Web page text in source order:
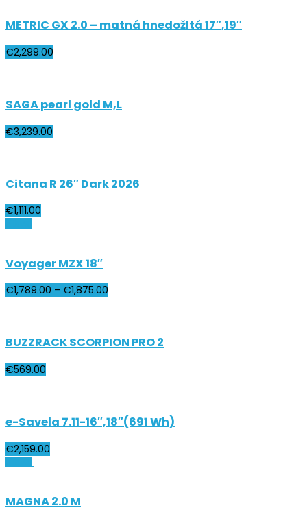
METRIC GX 2.0 – matná hnedožltá 17″,19″
€2,299.00
SAGA pearl gold M,L
€3,239.00
Citana R 26″ Dark 2026
€1,111.00
Voyager MZX 18″
€1,789.00 – €1,875.00
BUZZRACK SCORPION PRO 2
€569.00
e-Savela 7.11-16″,18″(691 Wh)
€2,159.00
MAGNA 2.0 M